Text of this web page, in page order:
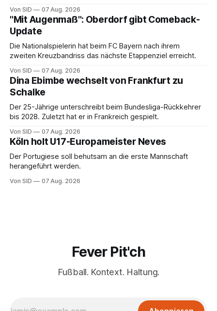
Von SID 07 Aug. 2026
"Mit Augenmaß": Oberdorf gibt Comeback-
Update
Die Nationalspielerin hat beim FC Bayern nach ihrem
zweiten Kreuzbandriss das nächste Etappenziel erreicht.
Von SID 07 Aug. 2026
Dina Ebimbe wechselt von Frankfurt zu
Schalke
Der 25-Jährige unterschreibt beim Bundesliga-Rückkehrer
bis 2028. Zuletzt hat er in Frankreich gespielt.
Von SID 07 Aug. 2026
Köln holt U17-Europameister Neves
Der Portugiese soll behutsam an die erste Mannschaft
herangeführt werden.
Von SID 07 Aug. 2026
Fever Pit'ch
Fußball. Kontext. Haltung.